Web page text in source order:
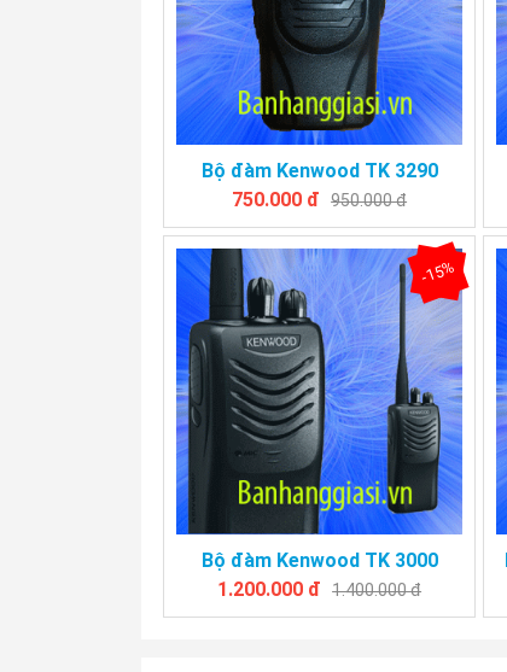
Bộ đàm Kenwood TK 3290
750.000 đ 950.000 đ
Bộ đàm Kenwood TK 3000
-15%
1.200.000 đ 1.400.000 đ